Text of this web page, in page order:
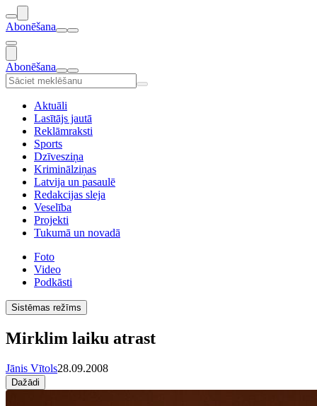
Abonēšana
Abonēšana
Aktuāli
Lasītājs jautā
Reklāmraksti
Sports
Dzīvesziņa
Kriminālziņas
Latvija un pasaulē
Redakcijas sleja
Veselība
Projekti
Tukumā un novadā
Foto
Video
Podkāsti
Sistēmas režīms
Mirklim laiku atrast
Jānis Vītols28.09.2008
Dažādi